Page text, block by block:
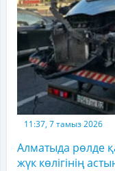
11:37, 7 тамыз 2026
Алматыда рөлде
жүк көлігінің